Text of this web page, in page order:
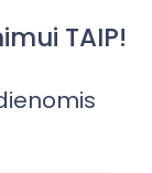
TAIP!